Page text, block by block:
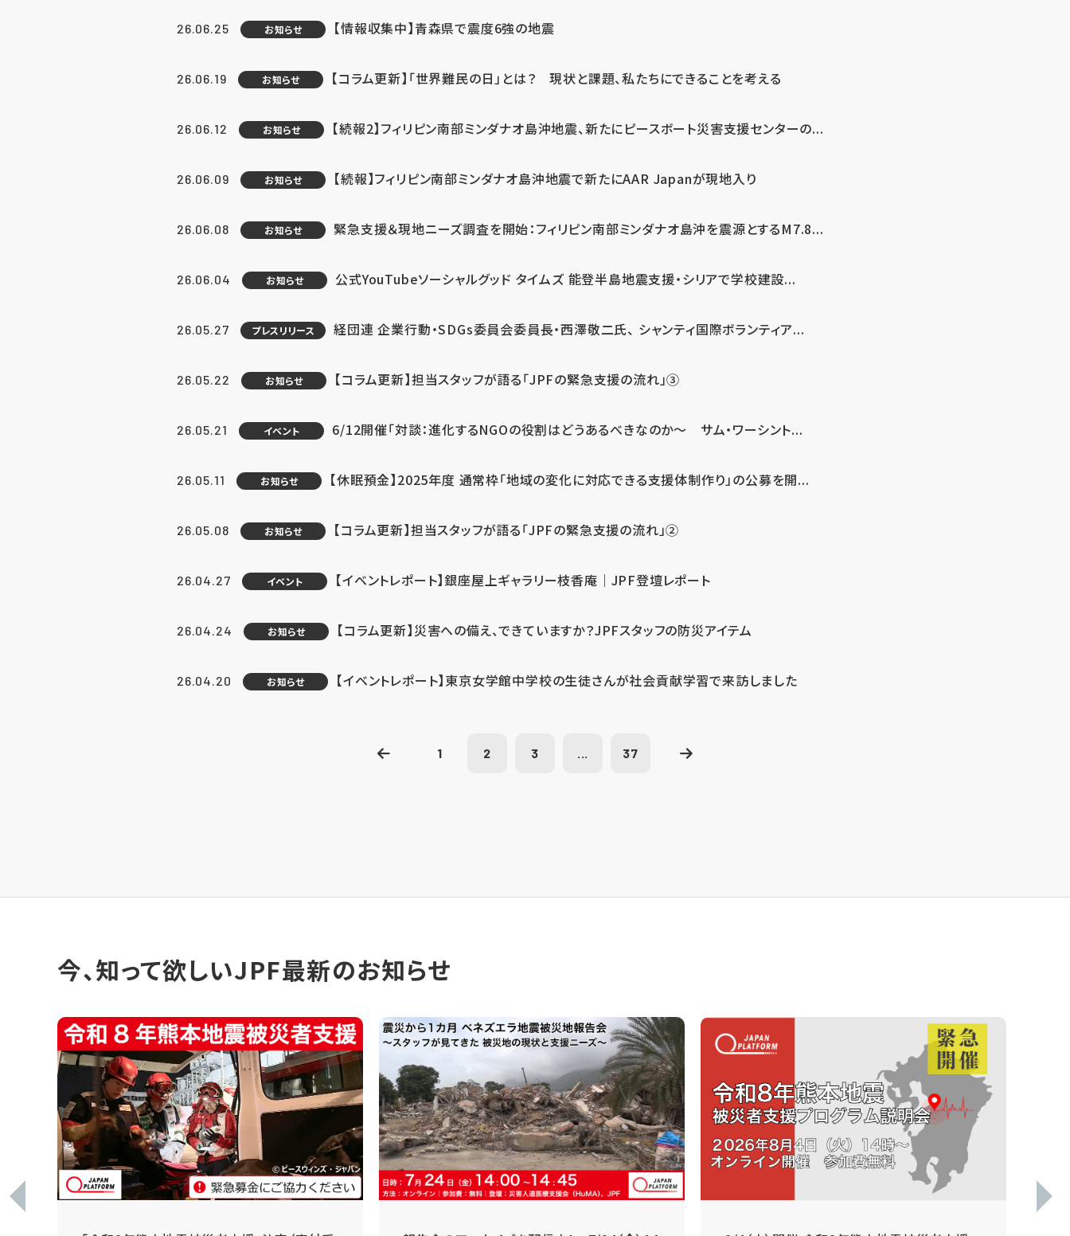
26.06.25 お知らせ 【情報収集中】青森県で震度6強の地震
26.06.19 お知らせ 【コラム更新】「世界難民の日」とは？ 現状と課題、私たちにできることを考える
26.06.12 お知らせ 【続報2】フィリピン南部ミンダナオ島沖地震、新たにピースボート災害支援センターの...
26.06.09 お知らせ 【続報】フィリピン南部ミンダナオ島沖地震で新たにAAR Japanが現地入り
26.06.08 お知らせ 緊急支援＆現地ニーズ調査を開始：フィリピン南部ミンダナオ島沖を震源とするM7.8...
26.06.04 お知らせ 公式YouTubeソーシャルグッド タイムズ 能登半島地震支援・シリアで学校建設...
26.05.27 プレスリリース 経団連 企業行動・SDGs委員会委員長・西澤敬二氏、 シャンティ国際ボランティア...
26.05.22 お知らせ 【コラム更新】担当スタッフが語る「JPFの緊急支援の流れ」③
26.05.21 イベント 6/12開催「対談：進化するNGOの役割はどうあるべきなのか～ サム・ワーシント...
26.05.11 お知らせ 【休眠預金】2025年度 通常枠「地域の変化に対応できる支援体制作り」の公募を開...
26.05.08 お知らせ 【コラム更新】担当スタッフが語る「JPFの緊急支援の流れ」②
26.04.27 イベント 【イベントレポート】銀座屋上ギャラリー枝香庵｜JPF登壇レポート
26.04.24 お知らせ 【コラム更新】災害への備え、できていますか？JPFスタッフの防災アイテム
26.04.20 お知らせ 【イベントレポート】東京女学館中学校の生徒さんが社会貢献学習で来訪しました
1 2 3 ... 37
今、知って欲しいJPF最新のお知らせ